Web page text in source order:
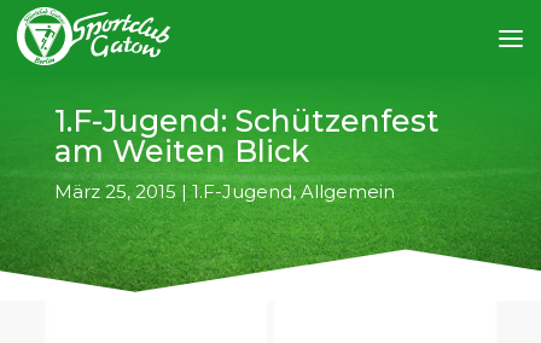
1.F-Jugend: Schützenfest
am Weiten Blick
März 25, 2015 |1.F-Jugend,Allgemein